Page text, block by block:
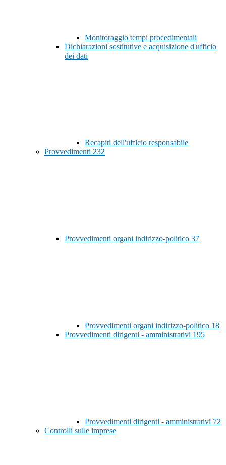
Monitoraggio tempi procedimentali
Dichiarazioni sostitutive e acquisizione d'ufficio
dei dati
Recapiti dell'ufficio responsabile
Provvedimenti 232
Provvedimenti organi indirizzo-politico 37
Provvedimenti organi indirizzo-politico 18
Provvedimenti dirigenti - amministrativi 195
Provvedimenti dirigenti - amministrativi 72
Controlli sulle imprese